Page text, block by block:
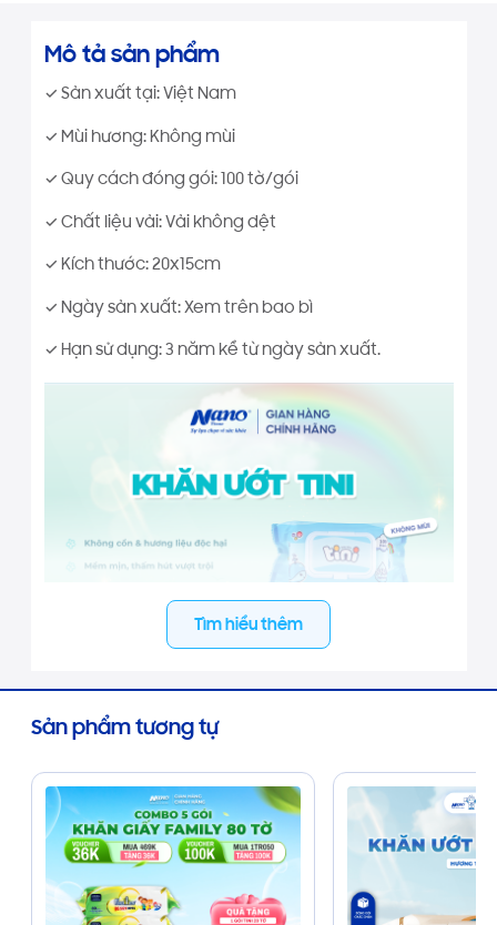
Mô tả sản phẩm
✓ Sản xuất tại: Việt Nam
✓ Mùi hương: Không mùi
✓ Quy cách đóng gói: 100 tờ/gói
✓ Chất liệu vải: Vải không dệt
✓ Kích thước: 20x15cm
✓ Ngày sản xuất: Xem trên bao bì
✓ Hạn sử dụng: 3 năm kể từ ngày sản xuất.
CÔNG DỤNG:
✓ Bề mặt khăn mịn, mềm mại, thấm hút nhanh
chóng
Tìm hiểu thêm
Sản phẩm tương tự